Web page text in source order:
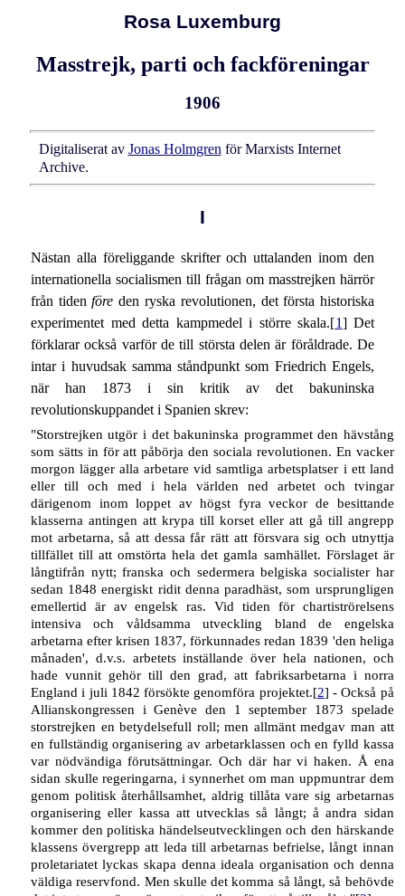
Rosa Luxemburg
Masstrejk, parti och fackföreningar
1906
Digitaliserat av Jonas Holmgren för Marxists Internet
Archive.
I
Nästan alla föreliggande skrifter och uttalanden inom den
internationella socialismen till frågan om masstrejken härrör
från tidenföre den ryska revolutionen, det första historiska
experimentet med detta kampmedel i större skala.[1] Det
förklarar också varför de till största delen är föråldrade. De
intar i huvudsak samma ståndpunkt som Friedrich Engels,
när han 1873 i sin kritik av det bakuninska
revolutionskuppandet i Spanien skrev:
"Storstrejken utgör i det bakuninska programmet den hävstång
som sätts in för att påbörja den sociala revolutionen. En vacker
morgon lägger alla arbetare vid samtliga arbetsplatser i ett land
eller till och med i hela världen ned arbetet och tvingar
därigenom inom loppet av högst fyra veckor de besittande
klasserna antingen att krypa till korset eller att gå till angrepp
mot arbetarna, så att dessa får rätt att försvara sig och utnyttja
tillfället till att omstörta hela det gamla samhället. Förslaget är
långtifrån nytt; franska och sedermera belgiska socialister har
sedan 1848 energiskt ridit denna paradhäst, som ursprungligen
emellertid är av engelsk ras. Vid tiden för chartiströrelsens
intensiva och våldsamma utveckling bland de engelska
arbetarna efter krisen 1837, förkunnades redan 1839 'den heliga
månaden', d.v.s. arbetets inställande över hela nationen, och
hade vunnit gehör till den grad, att fabriksarbetarna i norra
England i juli 1842 försökte genomföra projektet.[2] - Också på
Allianskongressen i Genève den 1 september 1873 spelade
storstrejken en betydelsefull roll; men allmänt medgav man att
en fullständig organisering av arbetarklassen och en fylld kassa
var nödvändiga förutsättningar. Och där har vi haken. Å ena
sidan skulle regeringarna, i synnerhet om man uppmuntrar dem
genom politisk återhållsamhet, aldrig tillåta vare sig arbetarnas
organisering eller kassa att utvecklas så långt; å andra sidan
kommer den politiska händelseutvecklingen och den härskande
klassens övergrepp att leda till arbetarnas befrielse, långt innan
proletariatet lyckas skapa denna ideala organisation och denna
väldiga reservfond. Men skulle det komma så långt, så behövde